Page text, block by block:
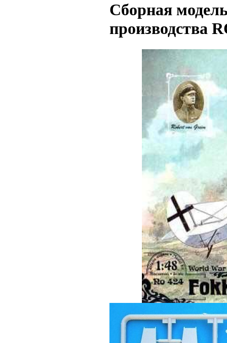
Сборная
производства